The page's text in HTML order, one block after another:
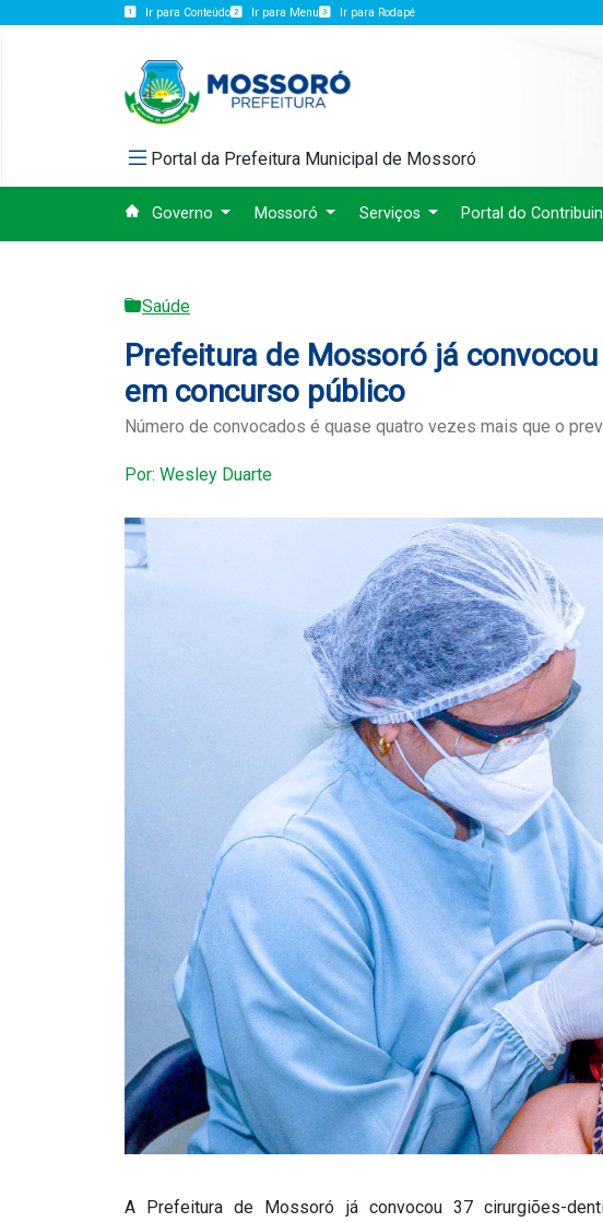
Ir para Conteúdo Ir para Menu Ir para Rodapé
Portal da Prefeitura Municipal de Mossoró
Governo Mossoró Serviços Portal do
Saúde
Prefeitura de Mossoró já
em concurso público
Número de convocados é quase quatro vezes mais que o
Por: Wesley Duarte
A Prefeitura de Mossoró já convocou 37 cirurgiões-